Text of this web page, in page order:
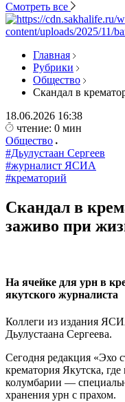
Смотреть все
Главная
Рубрики
Общество
Скандал в
18.06.2026 16:38
чтение: 0 мин
Общество
#Дьулустаан Сергеев
#журналист ЯСИА
#крематорий
Скандал в
заживо при
На ячейке для урн в
якутского журналиста
Коллеги из издания
Дьулустаана Сергеева.
Сегодня редакция «Эхо
крематория Якутска,
колумбарии —
хранения урн с прахом.